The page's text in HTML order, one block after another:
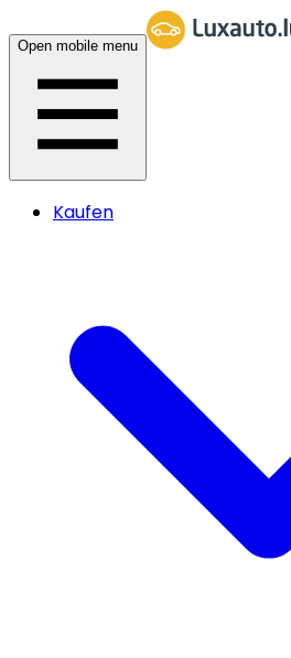
Open mobile menu
Kaufen